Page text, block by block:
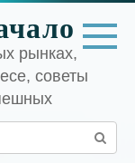
рынках,
советы